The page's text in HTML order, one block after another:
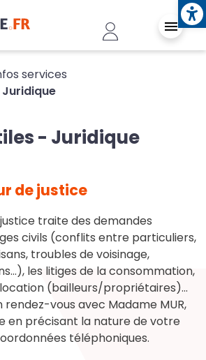
Aller au contenu principal
Header -
services
- Juridique
de justice
traite des demandes
civils (conflits entre particuliers,
troubles de voisinage,
les litiges de la consommation,
(bailleurs/propriétaires)...
rendez-vous avec Madame MUR,
en précisant la nature de votre
téléphoniques.